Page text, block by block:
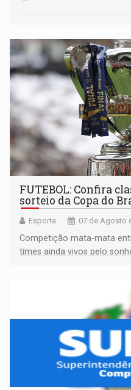
FUTEBOL: Confira
sorteio da Copa do
Esporte 07 de Agosto
Competição mata-mata
times ainda vivos pelo